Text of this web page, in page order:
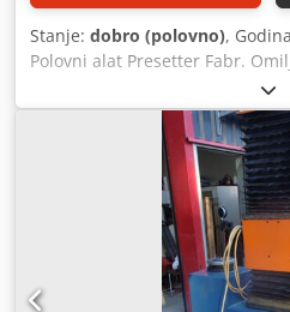
Stanje: dobro (polovno),
Polovni alat Presetter Fabr.
Ambock Tip Microset Vio 210
Serijski br .: 99510021418
Opseg merenja Z-osa 465 mm
podlogom, širine 1.400 mm,
za fioke, 5 izvlačenja, sa 15
mišem, Dimo 450 štampačem